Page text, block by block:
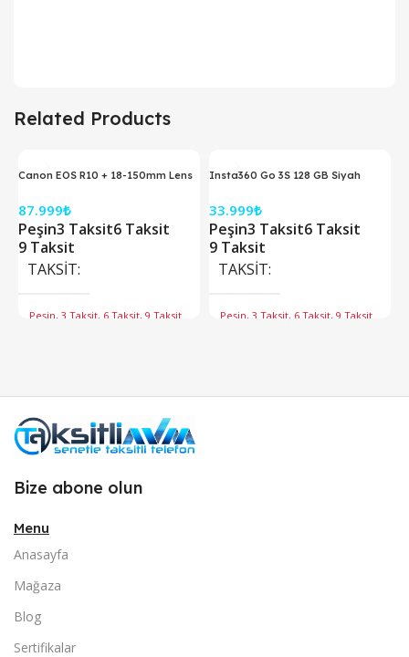
Related Products
Canon EOS R10 + 18-150mm Lens
87.999₺
Peşin3 Taksit6 Taksit
9 Taksit
TAKSIT
Peşin, 3 Taksit, 6 Taksit, 9 Taksit
Insta360 Go 3S 128 GB Siyah
33.999₺
Peşin3 Taksit6 Taksit
9 Taksit
TAKSIT
Peşin, 3 Taksit, 6 Taksit, 9 Taksit
Bize abone olun
Menu
Anasayfa
Mağaza
Blog
Sertifikalar